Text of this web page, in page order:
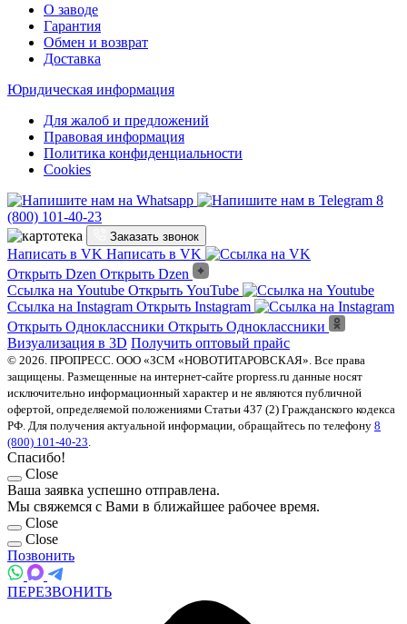
О заводе
Гарантия
Обмен и возврат
Доставка
Юридическая информация
Для жалоб и предложений
Правовая информация
Политика конфиденциальности
Cookies
8
(800) 101-40-23
Заказать звонок
Написать в VK Написать в VK
Открыть Dzen Открыть Dzen
Ссылка на Youtube Открыть YouTube
Ссылка на Instagram Открыть Instagram
Открыть Одноклассники Открыть Одноклассники
Визуализация в 3D Получить оптовый прайс
© 2026. ПРОПРЕСС. ООО «ЗСМ «НОВОТИТАРОВСКАЯ». Все права
защищены. Размещенные на интернет-сайте propress.ru данные носят
исключительно информационный характер и не являются публичной
офертой, определяемой положениями Статьи 437 (2) Гражданского кодекса
РФ. Для получения актуальной информации, обращайтесь по телефону 8
(800) 101-40-23
Спасибо!
Close
Ваша заявка успешно отправлена.
Мы свяжемся с Вами в ближайшее рабочее время.
Close
Close
Позвонить
ПЕРЕЗВОНИТЬ